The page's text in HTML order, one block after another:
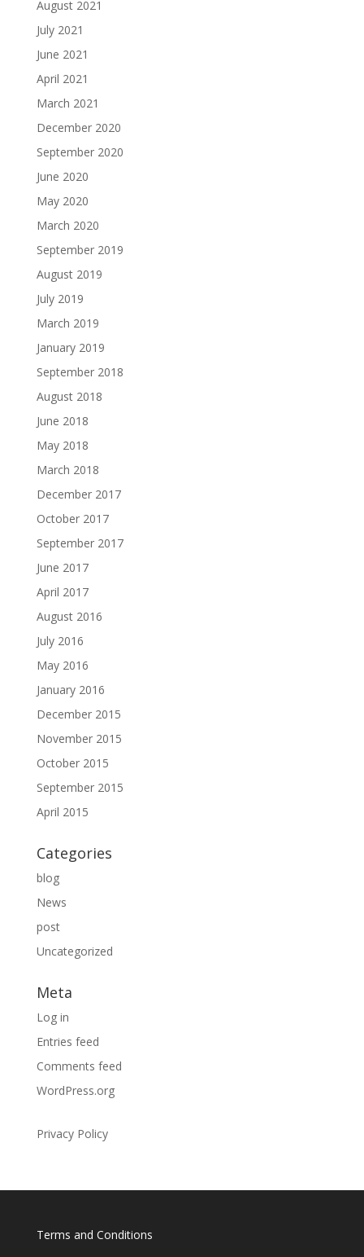
August 2021
July 2021
June 2021
April 2021
March 2021
December 2020
September 2020
June 2020
May 2020
March 2020
September 2019
August 2019
July 2019
March 2019
January 2019
September 2018
August 2018
June 2018
May 2018
March 2018
December 2017
October 2017
September 2017
June 2017
April 2017
August 2016
July 2016
May 2016
January 2016
December 2015
November 2015
October 2015
September 2015
April 2015
Categories
blog
News
post
Uncategorized
Meta
Log in
Entries feed
Comments feed
WordPress.org
Privacy Policy
Terms and Conditions